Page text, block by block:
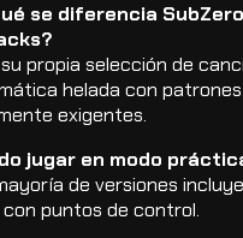
se diferencia
propia selección de
helada con patrones
exigentes.
jugar en modo
de versiones
puntos de control.